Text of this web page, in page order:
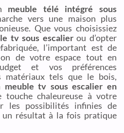
meuble télé intégré sous
vers une maison plus
Que vous choisissiez
tv sous escalierou d’opter
l’important est de
de votre espace tout en
et vos préférences
matériaux tels que le bois,
meuble tv sous escalier en
touche chaleureuse à votre
les possibilités infinies de
un résultat à la fois pratique